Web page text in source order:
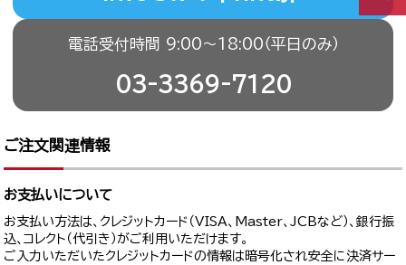
電話受付時間 9:00〜18:00（平日のみ）
03-3369-7120
ご注文関連情報
お支払いについて
お支払い方法は、クレジットカード（VISA、Master、JCBなど）、銀行振
込、コレクト（代引き）がご利用いただけます。
ご入力いただいたクレジットカードの情報は暗号化され安全に決済サー